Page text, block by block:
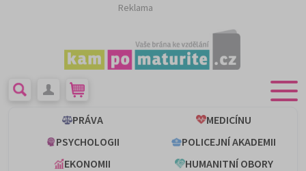
Reklama
PRÁVA
MEDICÍNU
PSYCHOLOGII
POLICEJNÍ AKADEMII
EKONOMII
HUMANITNÍ OBORY